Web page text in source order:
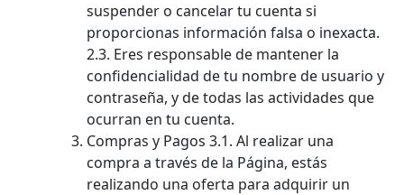
suspender o cancelar tu cuenta si
proporcionas información falsa o inexacta.
2.3. Eres responsable de mantener la
confidencialidad de tu nombre de usuario y
contraseña, y de todas las actividades que
ocurran en tu cuenta.
Compras y Pagos 3.1. Al realizar una
compra a través de la Página, estás
realizando una oferta para adquirir un